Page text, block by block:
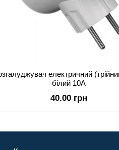
електричний
білий 10А
40.00 грн